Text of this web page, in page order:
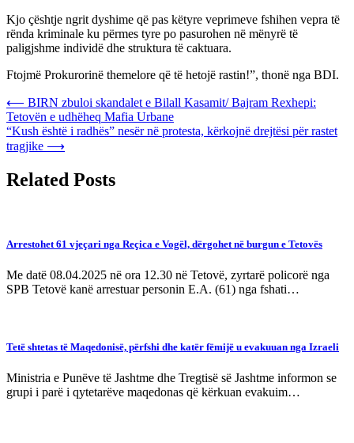
Kjo çështje ngrit dyshime që pas këtyre veprimeve fshihen vepra të
rënda kriminale ku përmes tyre po pasurohen në mënyrë të
paligjshme individë dhe struktura të caktuara.
Ftojmë Prokurorinë themelore që të hetojë rastin!”, thonë nga BDI.
Post
navigation
⟵ BIRN zbuloi skandalet e Bilall Kasamit/ Bajram Rexhepi:
Tetovën e udhëheq Mafia Urbane
“Kush është i radhës” nesër në protesta, kërkojnë drejtësi për rastet
tragjike ⟶
Related Posts
Arrestohet 61 vjeçari nga Reçica e Vogël, dërgohet në burgun e Tetovës
Me datë 08.04.2025 në ora 12.30 në Tetovë, zyrtarë policorë nga
SPB Tetovë kanë arrestuar personin E.A. (61) nga fshati…
Tetë shtetas të Maqedonisë, përfshi dhe katër fëmijë u evakuuan nga Izraeli
Ministria e Punëve të Jashtme dhe Tregtisë së Jashtme informon se
grupi i parë i qytetarëve maqedonas që kërkuan evakuim…